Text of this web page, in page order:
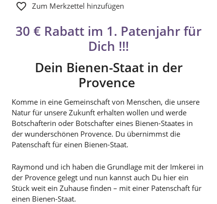
Zum Merkzettel hinzufügen
30 € Rabatt im 1. Patenjahr für
Dich !!!
Dein Bienen-Staat in der
Provence
Komme in eine Gemeinschaft von Menschen, die unsere
Natur für unsere Zukunft erhalten wollen und werde
Botschafterin oder Botschafter eines Bienen-Staates in
der wunderschönen Provence. Du übernimmst die
Patenschaft für einen Bienen-Staat.
Raymond und ich haben die Grundlage mit der Imkerei in
der Provence gelegt und nun kannst auch Du hier ein
Stück weit ein Zuhause finden – mit einer Patenschaft für
einen Bienen-Staat.